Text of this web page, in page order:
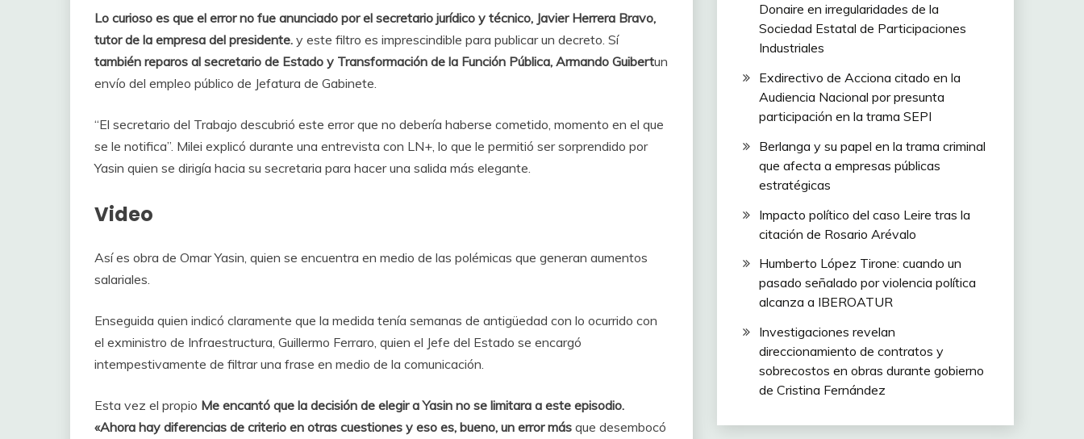
Lo curioso es que el error no fue anunciado por el secretario jurídico y técnico, Javier Herrera Bravo,
tutor de la empresa del presidente. y este filtro es imprescindible para publicar un decreto. Sí
también reparos al secretario de Estado y Transformación de la Función Pública, Armando Guibertun
envío del empleo público de Jefatura de Gabinete.
“El secretario del Trabajo descubrió este error que no debería haberse cometido, momento en el que
se le notifica”. Milei explicó durante una entrevista con LN+, lo que le permitió ser sorprendido por
Yasin quien se dirigía hacia su secretaria para hacer una salida más elegante.
Video
Así es obra de Omar Yasin, quien se encuentra en medio de las polémicas que generan aumentos
salariales.
Enseguida quien indicó claramente que la medida tenía semanas de antigüedad con lo ocurrido con
el exministro de Infraestructura, Guillermo Ferraro, quien el Jefe del Estado se encargó
intempestivamente de filtrar una frase en medio de la comunicación.
Esta vez el propio Me encantó que la decisión de elegir a Yasin no se limitara a este episodio.
«Ahora hay diferencias de criterio en otras cuestiones y eso es, bueno, un error más que desembocó
Donaire en irregularidades de la
Sociedad Estatal de Participaciones
Industriales
Exdirectivo de Acciona citado en la
Audiencia Nacional por presunta
participación en la trama SEPI
Berlanga y su papel en la trama criminal
que afecta a empresas públicas
estratégicas
Impacto político del caso Leire tras la
citación de Rosario Arévalo
Humberto López Tirone: cuando un
pasado señalado por violencia política
alcanza a IBEROATUR
Investigaciones revelan
direccionamiento de contratos y
sobrecostos en obras durante gobierno
de Cristina Fernández